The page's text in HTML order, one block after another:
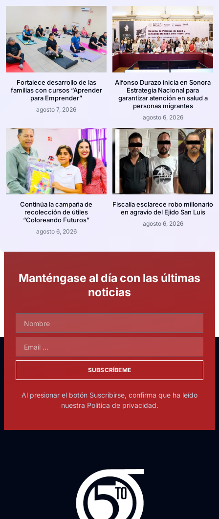
Fortalece desarrollo de las
familias con cursos “Aprender
para Emprender”
agosto 7, 2026
Alfonso Durazo inicia en Sonora
Estrategia Nacional para
garantizar atención en salud a
personas migrantes
agosto 6, 2026
Continúa la campaña de
recolección de útiles
“Coloreando Futuros”
agosto 6, 2026
Fiscalía esclarece robo millonario
en agravio del Ejido San Luis
agosto 6, 2026
Manténgase al día con las últimas
noticias
SUBSCRÍBEME
Al presionar el botón Suscribirse, confirma que ha leído
nuestra Política de privacidad.